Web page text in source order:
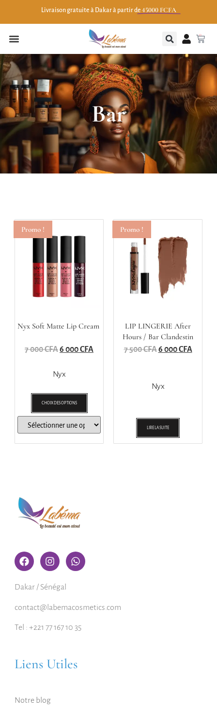
Livraison gratuite à Dakar à partir de 45000 FCFA
0
Bar
Promo !
Nyx Soft Matte Lip Cream
7 000CFA6 000CFA
Nyx
CHOIX DES OPTIONS
Promo !
LIP LINGERIE After
Hours / Bar Clandestin
7 500CFA6 000CFA
Nyx
LIRE LA SUITE
Dakar / Sénégal
contact@labemacosmetics.com
Tel : +221 77 167 10 35
Liens Utiles
Notre blog